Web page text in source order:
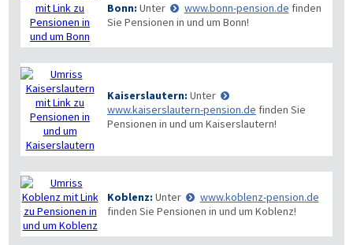
Bonn: Unter www.bonn-pension.de finden
Sie Pensionen in und um Bonn!
Kaiserslautern: Unter
www.kaiserslautern-pension.de finden Sie
Pensionen in und um Kaiserslautern!
Koblenz: Unter
www.koblenz-pension.de
finden Sie Pensionen in und um Koblenz!